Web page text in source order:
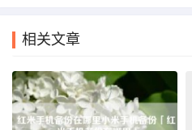
相关文章